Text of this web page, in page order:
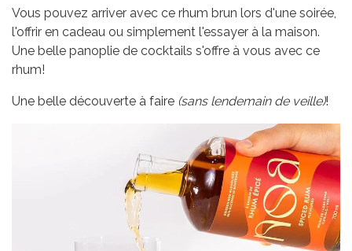
Vous pouvez arriver avec ce rhum brun lors d'une soirée,
l'offrir en cadeau ou simplement l'essayer à la maison.
Une belle panoplie de cocktails s'offre à vous avec ce
rhum!
Une belle découverte à faire (sans lendemain de veille)!